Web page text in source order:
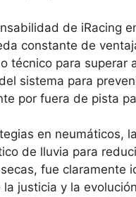
de iRacing
constante de
técnico para
sistema para
por fuera de pista
en neumáticos,
de lluvia para
fue claramente
justicia y la